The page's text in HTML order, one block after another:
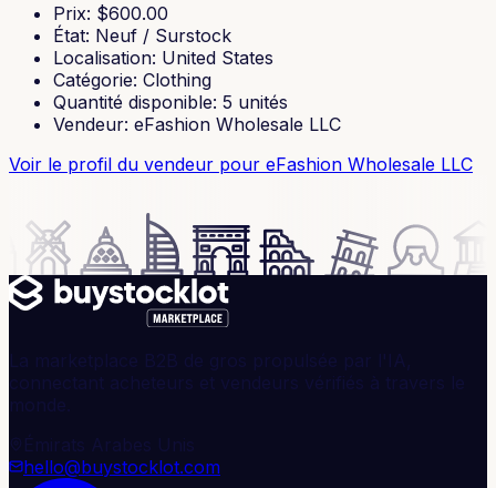
Prix: $600.00
État: Neuf / Surstock
Localisation: United States
Catégorie: Clothing
Quantité disponible: 5 unités
Vendeur: eFashion Wholesale LLC
Voir le profil du vendeur pour eFashion Wholesale LLC
La marketplace B2B de gros propulsée par l'IA,
connectant acheteurs et vendeurs vérifiés à travers le
monde.
Émirats Arabes Unis
hello@buystocklot.com